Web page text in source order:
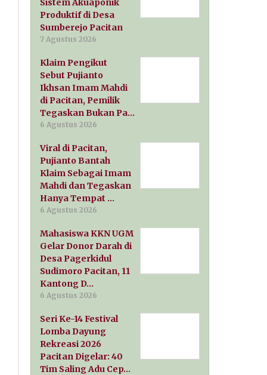
Sistem Akuaponik
Produktif di Desa
Sumberejo Pacitan
7 Agustus 2026
Klaim Pengikut
Sebut Pujianto
Ikhsan Imam Mahdi
di Pacitan, Pemilik
Tegaskan Bukan Pa…
6 Agustus 2026
Viral di Pacitan,
Pujianto Bantah
Klaim Sebagai Imam
Mahdi dan Tegaskan
Hanya Tempat …
6 Agustus 2026
Mahasiswa KKN UGM
Gelar Donor Darah di
Desa Pagerkidul
Sudimoro Pacitan, 11
Kantong D…
6 Agustus 2026
Seri Ke-14 Festival
Lomba Dayung
Rekreasi 2026
Pacitan Digelar: 40
Tim Saling Adu Cep…